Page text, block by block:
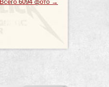
Всего 6094 фото →